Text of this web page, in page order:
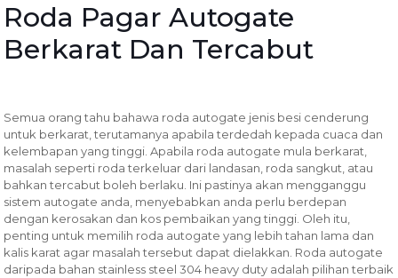
Roda Pagar Autogate
Berkarat Dan Tercabut
Semua orang tahu bahawa roda autogate jenis besi cenderung
untuk berkarat, terutamanya apabila terdedah kepada cuaca dan
kelembapan yang tinggi. Apabila roda autogate mula berkarat,
masalah seperti roda terkeluar dari landasan, roda sangkut, atau
bahkan tercabut boleh berlaku. Ini pastinya akan mengganggu
sistem autogate anda, menyebabkan anda perlu berdepan
dengan kerosakan dan kos pembaikan yang tinggi. Oleh itu,
penting untuk memilih roda autogate yang lebih tahan lama dan
kalis karat agar masalah tersebut dapat dielakkan. Roda autogate
daripada bahan stainless steel 304 heavy duty adalah pilihan terbaik